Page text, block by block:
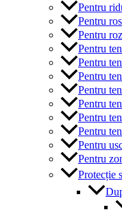
Pentru
Pentru
Pentru
Pentru
Pentru
Pentru
Pentru
Pentru
Pentru
Pentru
Pentru
Pentru
Protecție